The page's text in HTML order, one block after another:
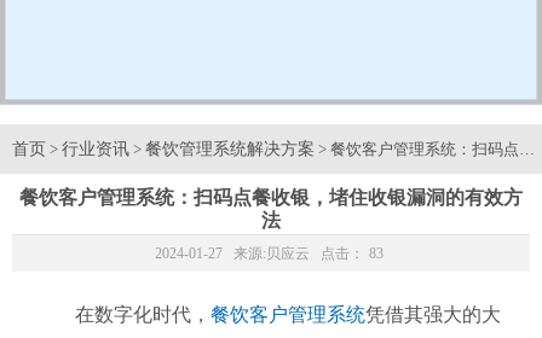
首页 > 行业资讯 > 餐饮管理系统解决方案 > 餐饮客户管理系统：扫码点
餐饮客户管理系统：扫码点餐收银，堵住收银漏洞的有效方
法
2024-01-27 来源: 贝应云 点击： 83
在数字化时代， 餐饮客户管理系统凭借其强大的大